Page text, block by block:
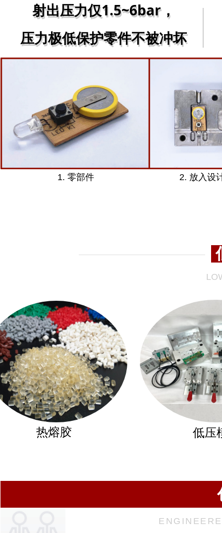
射出压力仅1.5~6bar，
压力极低保护零件不被冲坏
射出压力仅1.5~6bar，
压力极低保护零件不被冲坏
1. 零部件 2. 放入设
热熔胶 低压